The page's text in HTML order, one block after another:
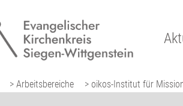
> Arbeitsbereiche > oikos-Institut für